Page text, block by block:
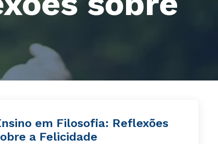
em Filosofia: Reflexões
a Felicidade